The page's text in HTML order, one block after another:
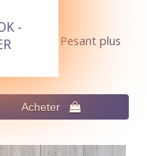
bleu. Pesant plus
-